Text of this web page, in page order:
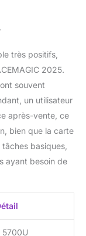
il vous
vidéo !
dans
sommes
une
très positifs,
2025.
souvent
un utilisateur
après-vente, ce
bien que la carte
basiques,
ayant besoin de
5700U